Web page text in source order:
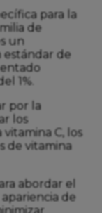
para la
de
un
de
1%.
por la
los
C, los
de vitamina
abordar el
de